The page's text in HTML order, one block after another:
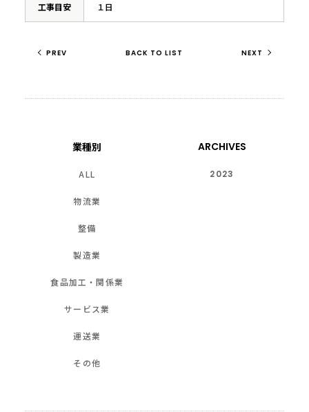
工事目安 １日
PREV BACK TO LIST NEXT
業種別
ALL
物流業
整備
製造業
食品加工・関係業
サービス業
運送業
その他
ARCHIVES
2023